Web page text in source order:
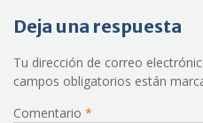
Deja una respuesta
Tu dirección de correo
campos obligatorios están
Comentario *